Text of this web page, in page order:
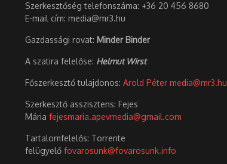
Szerkesztőség telefonszáma: +36 20 456 8680
E-mail cím: media@mr3.hu
Gazdassági rovat: Minder Binder
A szatira felelőse: Helmut Wirst
Főszerkesztő tulajdonos: Arold Péter media@mr3.hu
Szerkesztő asszisztens: Fejes
Mária fejesmaria.apevmedia@gmail.com
Tartalomfelelős: Torrente
felügyelő fovarosunk@fovarosunk.info